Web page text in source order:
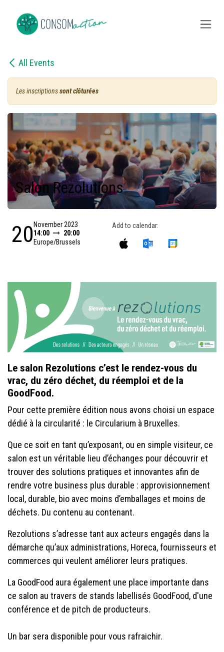
All Events
Les inscriptionssont clôturées
Salon Rezolutions
20 November 2023
14:00
20:00
Europe/Brussels
Add to calendar:
Le salon Rezolutions c’est le rendez-vous du
vrac, du zéro déchet, du réemploi et de la
GoodFood.
Pour cette première édition nous avons choisi un espace
dédié à la circularité : le Circularium à Bruxelles.
Que ce soit en tant qu’exposant, ou en simple visiteur, ce
salon est un véritable lieu d’échanges pour découvrir et
trouver des solutions pratiques et innovantes afin de
rendre votre business plus durable : approvisionnement
local, durable, bio avec moins d’emballages et moins de
déchets. Du contenu au contenant.
Rezolutions s’adresse tant aux acteurs engagés dans la
démarche qu’aux administrations, Horeca, fournisseurs et
commerces qui veulent améliorer leurs pratiques.
La GoodFood aura également une place importante dans
ce salon au travers de stands labellisés GoodFood, d'une
conférence et de pitch de producteurs.
Un bar sera disponible pour vous rafraichir.